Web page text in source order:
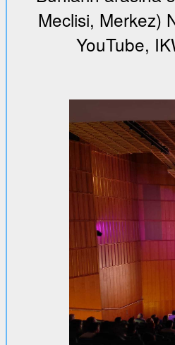
Meclisi, Merkez)
YouTube,